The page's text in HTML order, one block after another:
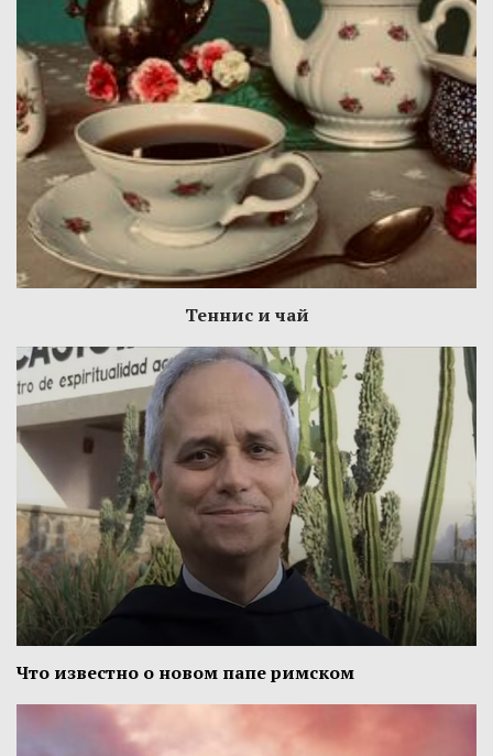
Теннис и чай
Что известно о новом папе римском